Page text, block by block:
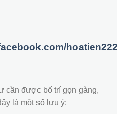
cần được bố trí gọn gàng,
là một số lưu ý: